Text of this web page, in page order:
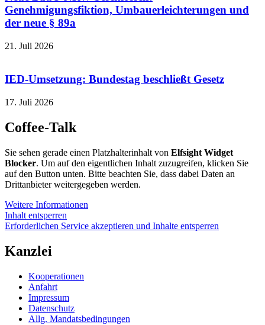
Genehmigungsfiktion, Umbauerleichterungen und
der neue § 89a
21. Juli 2026
IED-Umsetzung: Bundestag beschließt Gesetz
17. Juli 2026
Coffee-Talk
Sie sehen gerade einen Platzhalterinhalt von Elfsight Widget
Blocker. Um auf den eigentlichen Inhalt zuzugreifen, klicken Sie
auf den Button unten. Bitte beachten Sie, dass dabei Daten an
Drittanbieter weitergegeben werden.
Weitere Informationen
Inhalt entsperren
Erforderlichen Service akzeptieren und Inhalte entsperren
Kanzlei
Kooperationen
Anfahrt
Impressum
Datenschutz
Allg. Mandatsbedingungen